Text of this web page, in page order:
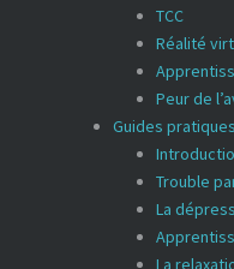
TCC
Réalité
Peur de
Guides pratiques
Trouble
La
La